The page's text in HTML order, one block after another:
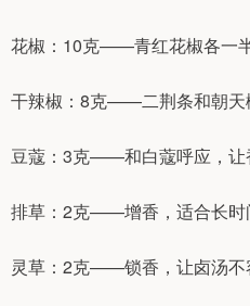
花椒：10克——青红花椒各一
干辣椒：8克——二荆条和朝天
豆蔻：3克——和白蔻呼应，让
排草：2克——增香，适合长时
灵草：2克——锁香，让卤汤不